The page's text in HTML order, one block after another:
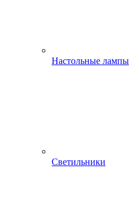
Настольные лампы
Светильники